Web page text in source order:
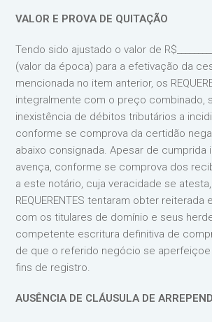
VALOR E PROVA DE QUITAÇÃO
Tendo sido ajustado o valor de R$__________
(valor da época) para a efetivação da
mencionada no item anterior, os
integralmente com o preço combinado,
inexistência de débitos tributários a
conforme se comprova da certidão
abaixo consignada. Apesar de cumprida
avença, conforme se comprova dos
a este notário, cuja veracidade se
REQUERENTES tentaram obter reiterada
com os titulares de domínio e seus
competente escritura definitiva de
de que o referido negócio se
fins de registro.
AUSÊNCIA DE CLÁUSULA DE